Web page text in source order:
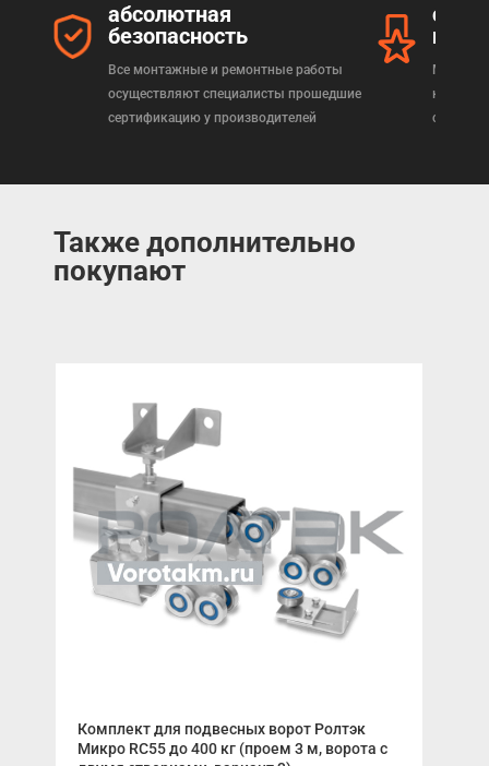
абсолютная
безопасность
Все монтажные и ремонтные работы
осуществляют специалисты прошедшие
сертификацию у производителей
Мы
Также дополнительно
покупают
Комплект для подвесных ворот Ролтэк
Микро RC55 до 400 кг (проем 3 м, ворота с